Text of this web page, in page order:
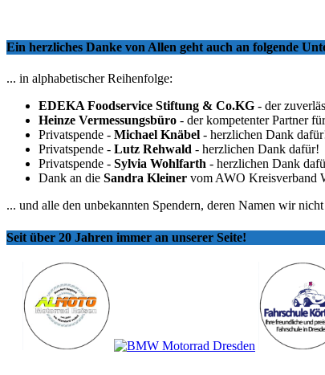
Ein herzliches Danke von Allen geht auch an folgende
... in alphabetischer Reihenfolge:
EDEKA Foodservice Stiftung & Co.KG - der
Heinze Vermessungsbüro - der kompetenter Partner
Privatspende - Michael Knäbel - herzlichen Dank
Privatspende - Lutz Rehwald - herzlichen Dank dafür!
Privatspende - Sylvia Wohlfarth - herzlichen Dank
Dank an die Sandra Kleiner vom AWO Kreisverband
... und alle den unbekannten Spendern, deren Namen wir
Seit über 20 Jahren immer an unserer Seite!